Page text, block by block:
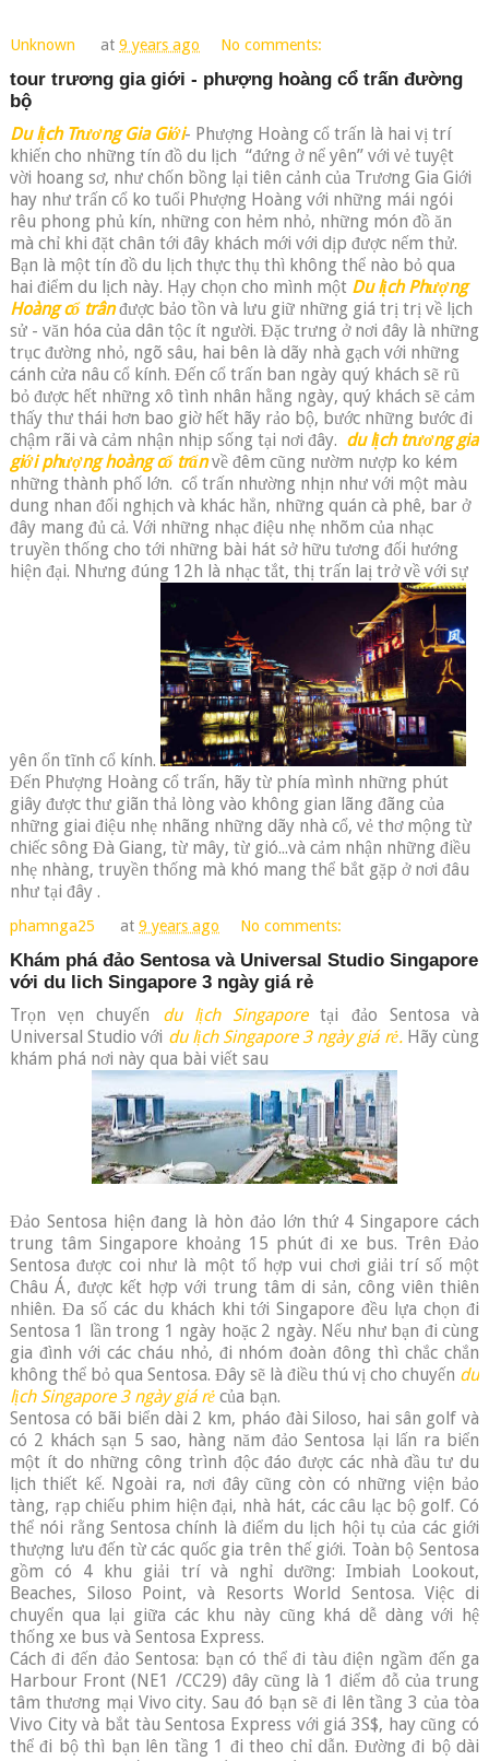
Unknown at9 years ago No comments:
tour trương gia giới - phượng hoàng cổ trấn đường
bộ
Du lịch Trương Gia Giới- Phượng Hoàng cổ trấn là hai vị trí
khiến cho những tín đồ du lịch “đứng ở nể yên” với vẻ tuyệt
vời hoang sơ, như chốn bồng lại tiên cảnh của Trương Gia Giới
hay như trấn cổ ko tuổi Phượng Hoàng với những mái ngói
rêu phong phủ kín, những con hẻm nhỏ, những món đồ ăn
mà chỉ khi đặt chân tới đây khách mới với dịp được nếm thử.
Bạn là một tín đồ du lịch thực thụ thì không thể nào bỏ qua
hai điểm du lịch này. Hạy chọn cho mình một Du lịch Phượng
Hoàng cổ trânđược bảo tồn và lưu giữ những giá trị trị về lịch
sử - văn hóa của dân tộc ít người. Đặc trưng ở nơi đây là những
trục đường nhỏ, ngõ sâu, hai bên là dãy nhà gạch với những
cánh cửa nâu cổ kính. Đến cổ trấn ban ngày quý khách sẽ rũ
bỏ được hết những xô tình nhân hằng ngày, quý khách sẽ cảm
thấy thư thái hơn bao giờ hết hãy rảo bộ, bước những bước đi
chậm rãi và cảm nhận nhịp sống tại nơi đây. du lịch trương gia
giới phượng hoàng cổ trấnvề đêm cũng nườm nượp ko kém
những thành phố lớn. cổ trấn nhường nhịn như với một màu
dung nhan đối nghịch và khác hẳn, những quán cà phê, bar ở
đây mang đủ cả. Với những nhạc điệu nhẹ nhõm của nhạc
truyền thống cho tới những bài hát sở hữu tương đối hướng
hiện đại. Nhưng đúng 12h là nhạc tắt, thị trấn laị trở về với sự
yên ổn tĩnh cổ kính.
Đến Phượng Hoàng cổ trấn, hãy từ phía mình những phút
giây được thư giãn thả lòng vào không gian lãng đãng của
những giai điệu nhẹ nhãng những dãy nhà cổ, vẻ thơ mộng từ
chiếc sông Đà Giang, từ mây, từ gió...và cảm nhận những điều
nhẹ nhàng, truyền thống mà khó mang thể bắt gặp ở nơi đâu
như tại đây .
phamnga25 at9 years ago No comments:
Khám phá đảo Sentosa và Universal Studio Singapore
với du lich Singapore 3 ngày giá rẻ
Trọn vẹn chuyến du lịch Singaporetại đảo Sentosa và
Universal Studio với du lịch Singapore 3 ngày giá rẻ.Hãy cùng
khám phá nơi này qua bài viết sau
Đảo Sentosa hiện đang là hòn đảo lớn thứ 4 Singapore cách
trung tâm Singapore khoảng 15 phút đi xe bus. Trên Đảo
Sentosa được coi như là một tổ hợp vui chơi giải trí số một
Châu Á, được kết hợp với trung tâm di sản, công viên thiên
nhiên. Đa số các du khách khi tới Singapore đều lựa chọn đi
Sentosa 1 lần trong 1 ngày hoặc 2 ngày. Nếu như bạn đi cùng
gia đình với các cháu nhỏ, đi nhóm đoàn đông thì chắc chắn
không thể bỏ qua Sentosa. Đây sẽ là điều thú vị cho chuyến du
lịch Singapore 3 ngày giá rẻ của bạn.
Sentosa có bãi biển dài 2 km, pháo đài Siloso, hai sân golf và
có 2 khách sạn 5 sao, hàng năm đảo Sentosa lại lấn ra biển
một ít do những công trình độc đáo được các nhà đầu tư du
lịch thiết kế. Ngoài ra, nơi đây cũng còn có những viện bảo
tàng, rạp chiếu phim hiện đại, nhà hát, các câu lạc bộ golf. Có
thể nói rằng Sentosa chính là điểm du lịch hội tụ của các giới
thượng lưu đến từ các quốc gia trên thế giới. Toàn bộ Sentosa
gồm có 4 khu giải trí và nghỉ dưỡng: Imbiah Lookout,
Beaches, Siloso Point, và Resorts World Sentosa. Việc di
chuyển qua lại giữa các khu này cũng khá dễ dàng với hệ
thống xe bus và Sentosa Express.
Cách đi đến đảo Sentosa: bạn có thể đi tàu điện ngầm đến ga
Harbour Front (NE1 /CC29) đây cũng là 1 điểm đỗ của trung
tâm thương mại Vivo city. Sau đó bạn sẽ đi lên tầng 3 của tòa
Vivo City và bắt tàu Sentosa Express với giá 3S$, hay cũng có
thể đi bộ thì bạn lên tầng 1 đi theo chỉ dẫn. Đường đi bộ dài